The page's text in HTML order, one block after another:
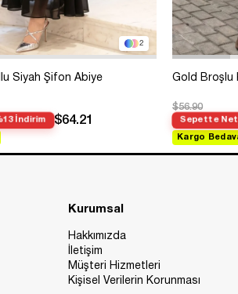
2
Siyah Şifon Abiye
İndirim $64.21
Gold Broşlu
$56.90
Sepette Net
Kargo
Kurumsal
Hakkımızda
İletişim
Müşteri Hizmetleri
Kişisel Verilerin Korunması